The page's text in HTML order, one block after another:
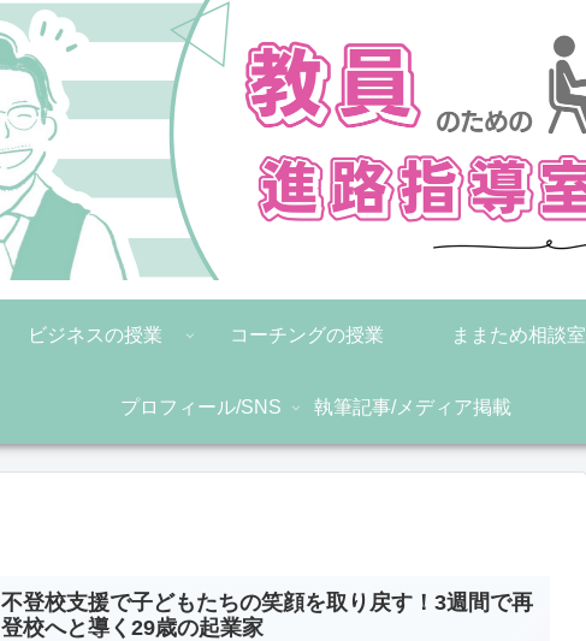
ビジネスの授業 コーチングの授業 ままため相談室
プロフィール/SNS 執筆記事/メディア掲載
不登校支援で子どもたちの笑顔を取り戻す！3週間で再
登校へと導く29歳の起業家